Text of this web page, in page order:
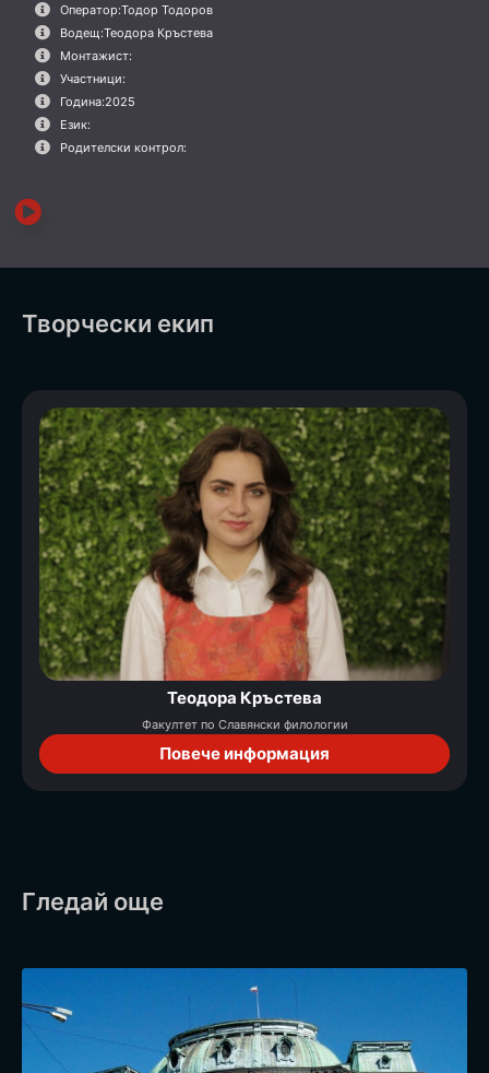
Оператор:Тодор Тодоров
Водещ:Теодора Кръстева
Монтажист:
Участници:
Година:2025
Език:
Родителски контрол:
Творчески екип
Теодора Кръстева
Факултет по Славянски филологии
Повече информация
Гледай още